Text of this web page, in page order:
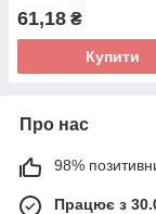
61,18 ₴
Купити
Про нас
98%
Працює з